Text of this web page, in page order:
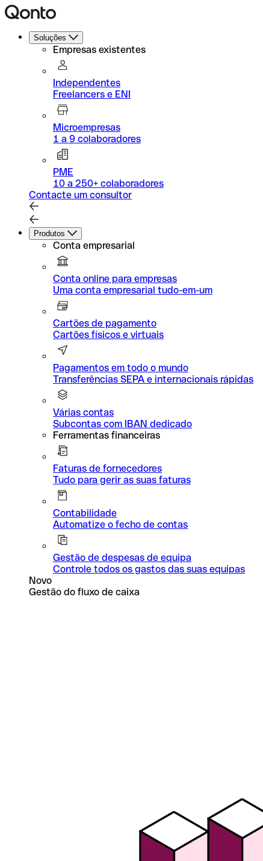
Soluções
Empresas existentes
Independentes
Freelancers e ENI
Microempresas
1 a 9 colaboradores
PME
10 a 250+ colaboradores
Contacte um consultor
Produtos
Conta empresarial
Conta online para empresas
Uma conta empresarial tudo-em-um
Cartões de pagamento
Cartões físicos e virtuais
Pagamentos em todo o mundo
Transferências SEPA e internacionais rápidas
Várias contas
Subcontas com IBAN dedicado
Ferramentas financeiras
Faturas de fornecedores
Tudo para gerir as suas faturas
Contabilidade
Automatize o fecho de contas
Gestão de despesas de equipa
Controle todos os gastos das suas equipas
Novo
Gestão do fluxo de caixa